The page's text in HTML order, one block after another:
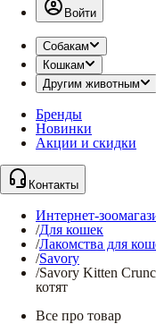
Войти
Собакам
Кошкам
Другим животным
Бренды
Новинки
Акции и скидки
Контакты
Интернет-
/Для кошек
/Лакомства для
/Savory
/Savory Kitten
котят
Все про товар